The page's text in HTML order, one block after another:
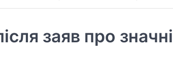
заяв про значні